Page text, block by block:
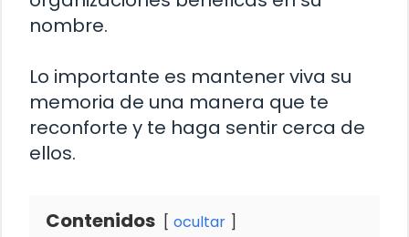
nombre.
Lo importante es mantener viva su
memoria de una manera que te
reconforte y te haga sentir cerca de
ellos.
Contenidos ocultar